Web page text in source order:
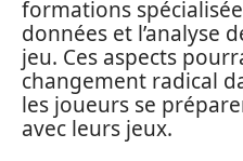
formations
données et l’analyse
jeu. Ces aspects
changement radical
les joueurs se
avec leurs jeux.